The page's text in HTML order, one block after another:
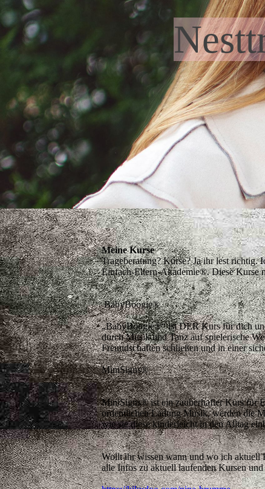
Meine Kurse
Trageberatung? Kurse? Ja ihr lest
Einfach-Eltern-Akademie®. Diese Kurse
BabyBoogie®
„BabyBoogie®“ ist DER Kurs für dich
durch Musik und Tanz auf spielerische
Freundschaften schließen und in einer
MiniSigns®
MiniSigns® ist ein zauberhafter Kurs für
ordentlichen Ladung Musik, werden die
wie sie diese kinderleicht in den Alltag
Wollt ihr wissen wann und wo ich aktuell
alle Infos zu aktuell laufenden Kursen